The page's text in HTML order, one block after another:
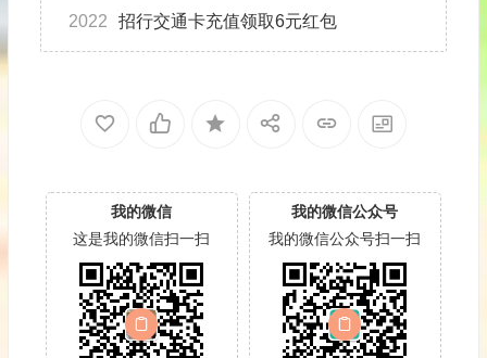
2022 招行交通卡充值领取6元红包
我的微信
这是我的微信扫一扫
我的微信公众号
我的微信公众号扫一扫